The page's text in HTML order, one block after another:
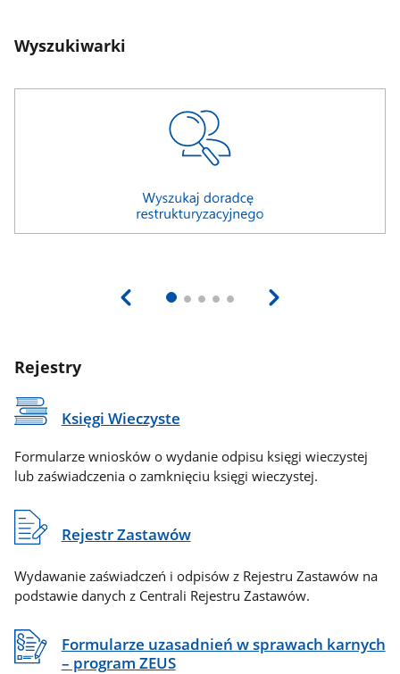
Wyszukiwarki
Rejestry
Księgi Wieczyste
Formularze wniosków o wydanie odpisu księgi wieczystej
lub zaświadczenia o zamknięciu księgi wieczystej.
Rejestr Zastawów
Wydawanie zaświadczeń i odpisów z Rejestru Zastawów na
podstawie danych z Centrali Rejestru Zastawów.
Formularze uzasadnień w sprawach karnych
– program ZEUS